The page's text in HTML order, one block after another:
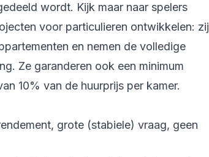
wordt. Kijk maar naar spelers
voor particulieren ontwikkelen: zij
en nemen de volledige
Ze garanderen ook een minimum
10% van de huurprijs per kamer.
grote (stabiele) vraag, geen